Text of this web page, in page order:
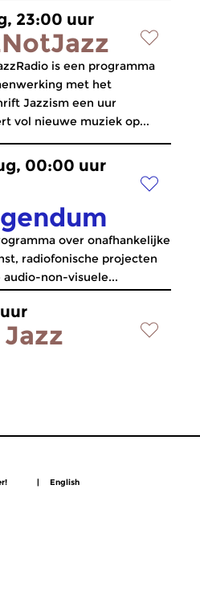
23:00 uur
is een programma
met het
Jazzism een uur
vol nieuwe muziek op...
00:00 uur
over onafhankelijke
radiofonische projecten
audio-non-visuele...
| English